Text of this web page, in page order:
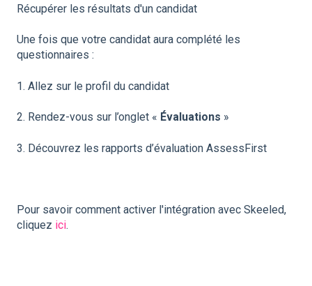
Récupérer les résultats d'un candidat
Une fois que votre candidat aura complété les
questionnaires :
1. Allez sur le profil du candidat
2. Rendez-vous sur l’onglet « Évaluations »
3. Découvrez les rapports d’évaluation AssessFirst
Pour savoir comment activer l'intégration avec Skeeled,
cliquez ici.